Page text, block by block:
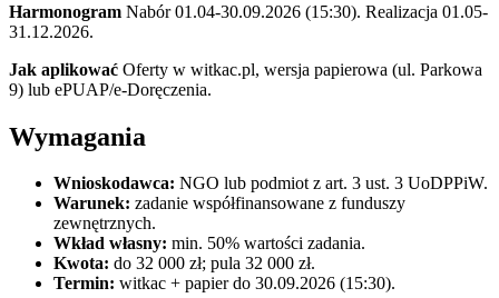
Harmonogram Nabór 01.04-30.09.2026 (15:30). Realizacja 01.05-
31.12.2026.
Jak aplikować Oferty w witkac.pl, wersja papierowa (ul. Parkowa
9) lub ePUAP/e-Doręczenia.
Wymagania
Wnioskodawca: NGO lub podmiot z art. 3 ust. 3 UoDPPiW.
Warunek: zadanie współfinansowane z funduszy
zewnętrznych.
Wkład własny: min. 50% wartości zadania.
Kwota: do 32 000 zł; pula 32 000 zł.
Termin: witkac + papier do 30.09.2026 (15:30).